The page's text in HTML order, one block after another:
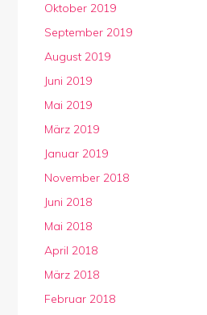
Oktober 2019
September 2019
August 2019
Juni 2019
Mai 2019
März 2019
Januar 2019
November 2018
Juni 2018
Mai 2018
April 2018
März 2018
Februar 2018